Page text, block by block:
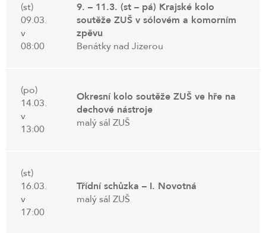
(st)
09.03.
v
08:00
9. – 11.3. (st – pá) Krajské kolo
soutěže ZUŠ v sólovém a komorním
zpěvu
Benátky nad Jizerou
(po)
14.03.
v
13:00
Okresní kolo soutěže ZUŠ ve hře na
dechové nástroje
malý sál ZUŠ
(st)
16.03.
v
17:00
Třídní schůzka – I. Novotná
malý sál ZUŠ